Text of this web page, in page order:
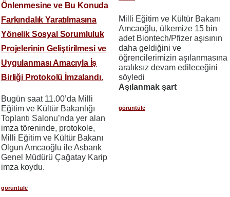
Önlenmesine ve Bu Konuda
Farkındalık Yaratılmasına
Yönelik Sosyal Sorumluluk
Projelerinin Geliştirilmesi ve
Uygulanması Amacıyla İş
Birliği Protokolü İmzalandı.
Bugün saat 11.00’da Milli
Eğitim ve Kültür Bakanlığı
Toplantı Salonu’nda yer alan
imza töreninde, protokole,
Milli Eğitim ve Kültür Bakanı
Olgun Amcaoğlu ile Asbank
Genel Müdürü Çağatay Karip
imza koydu.
görüntüle
Milli Eğitim ve Kültür Bakanı
Amcaoğlu, ülkemize 15 bin
adet Biontech/Pfizer aşısının
daha geldiğini ve
öğrencilerimizin aşılanmasına
aralıksız devam edileceğini
söyledi
Aşılanmak şart
görüntüle